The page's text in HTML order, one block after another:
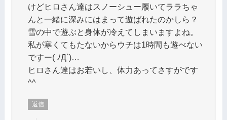
けどヒロさん達はスノーシュー履いてララちゃ
んと一緒に深みにはまって遊ばれたのかしら？
雪の中で遊ぶと身体が冷えてしまいますよね。
私が寒くてもたないからウチは1時間も遊べない
ですー( ﾉД`)…
ヒロさん達はお若いし、体力あってさすがです
^^
返信